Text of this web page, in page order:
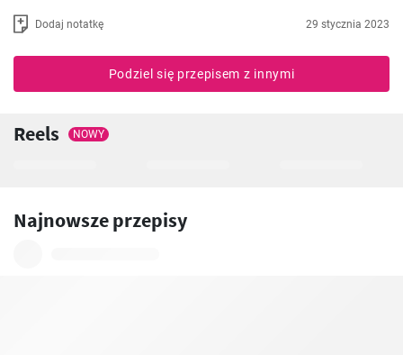
Dodaj notatkę 29 stycznia 2023
Podziel się przepisem z innymi
Reels NOWY
Najnowsze przepisy